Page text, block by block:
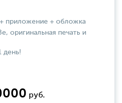
приложение + обложка
оригинальная печать и
день!
руб.